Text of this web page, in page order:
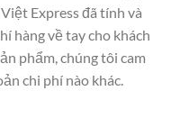
Express đã tính và
hàng về tay cho khách
phẩm, chúng tôi cam
chi phí nào khác.